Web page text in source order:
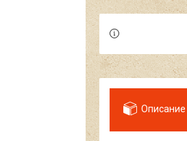
Описание